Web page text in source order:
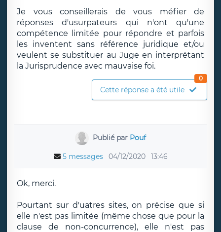
Je vous conseillerais de vous méfier de
réponses d'usurpateurs qui n'ont qu'une
compétence limitée pour répondre et parfois
les inventent sans référence juridique et/ou
veulent se substituer au Juge en interprétant
la Jurisprudence avec mauvaise foi.
Cette réponse a été utile
0
Publié par Pouf
5 messages 04/12/2020 13:46
Ok, merci.
Pourtant sur d'uatres sites, on précise que si
elle n'est pas limitée (même chose que pour la
clause de non-concurrence), elle n'est pas